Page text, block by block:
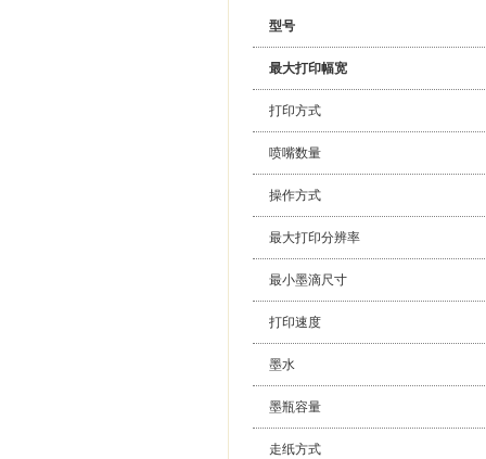
型号
最大打印幅宽
打印方式
喷嘴数量
操作方式
最大打印分辨率
最小墨滴尺寸
打印速度
墨水
墨瓶容量
走纸方式